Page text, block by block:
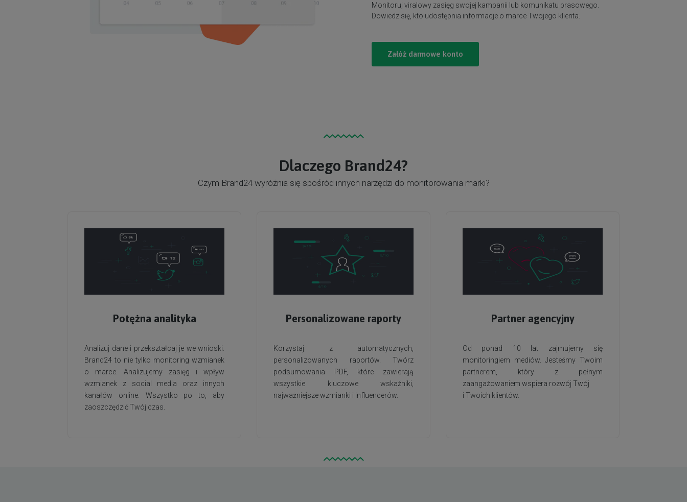
Monitoruj viralowy zasięg swojej kampanii lub komunikatu prasowego.
Dowiedz się, kto udostępnia informacje o marce Twojego klienta.
Załóż darmowe konto
Dlaczego Brand24?
Czym Brand24 wyróżnia się spośród innych narzędzi do monitorowania marki?
Potężna analityka
Analizuj dane i przekształcaj je we wnioski.
Brand24 to nie tylko monitoring wzmianek
o marce. Analizujemy zasięg i wpływ
wzmianek z social media oraz innych
kanałów online. Wszystko po to, aby
zaoszczędzić Twój czas.
Personalizowane raporty
Korzystaj z automatycznych,
personalizowanych raportów. Twórz
podsumowania PDF, które zawierają
wszystkie kluczowe wskaźniki,
najważniejsze wzmianki i influencerów.
Partner agencyjny
Od ponad 10 lat zajmujemy się
monitoringiem mediów. Jesteśmy Twoim
partnerem, który z pełnym
zaangażowaniem wspiera rozwój Twój
i Twoich klientów.